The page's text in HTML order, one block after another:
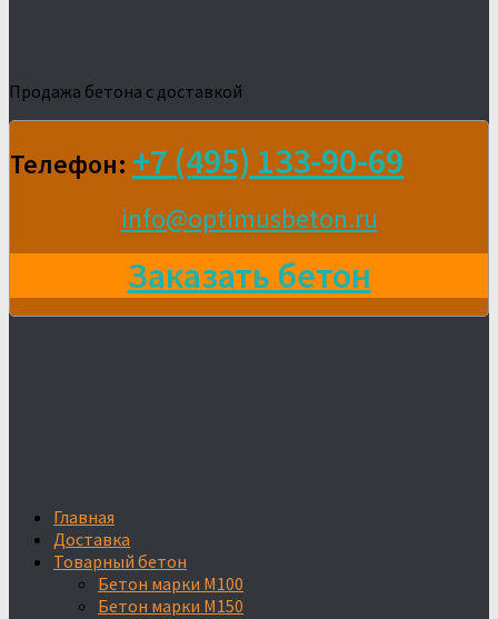
Продажа бетона с доставкой
Телефон: +7 (495) 133-90-69
info@optimusbeton.ru
Заказать бетон
Главная
Доставка
Товарный бетон
Бетон марки М100
Бетон марки М150